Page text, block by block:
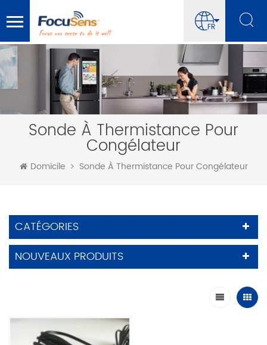
FR
Sonde À Thermistance Pour
Congélateur
Domicile Sonde À Thermistance Pour Congélateur
CATÉGORIES
NOUVEAUX PRODUITS